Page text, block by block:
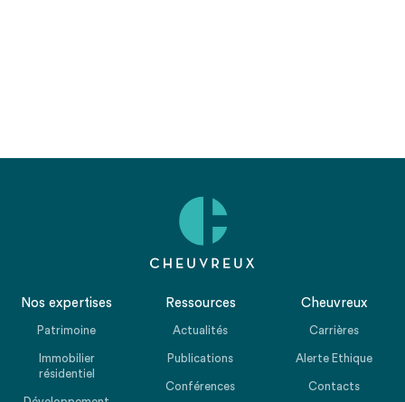
Nos expertises
Patrimoine
Immobilier
résidentiel
Ressources
Actualités
Publications
Conférences
Cheuvreux
Carrières
Alerte Ethique
Contacts